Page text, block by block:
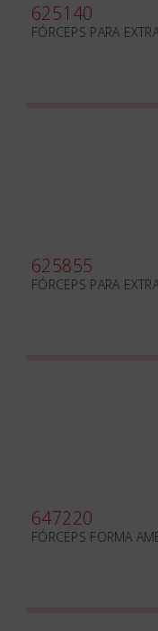
625140
FÓRCEPS PARA
625855
FÓRCEPS PARA
647220
FÓRCEPS FORMA